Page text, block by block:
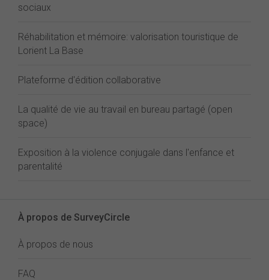
sociaux
Réhabilitation et mémoire: valorisation touristique de
Lorient La Base
Plateforme d'édition collaborative
La qualité de vie au travail en bureau partagé (open
space)
Exposition à la violence conjugale dans l'enfance et
parentalité
À propos de SurveyCircle
À propos de nous
FAQ